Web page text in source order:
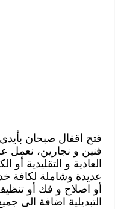
فتح اقفال صبحان
فنين و نجارين، نعمل
العادية و التقليدية أو
عديدة وشاملة لكافة
أو اصلاح و فك أو
التبديلية اضافة الى